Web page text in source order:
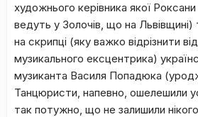
художнього керівника якої
ведуть у Золочів, що на
на скрипці (яку важко відрізнити
музикального ексцентрика)
музиканта Василя Попадюка
Танцюристи, напевно, ошелешили
так потужно, що не залишили